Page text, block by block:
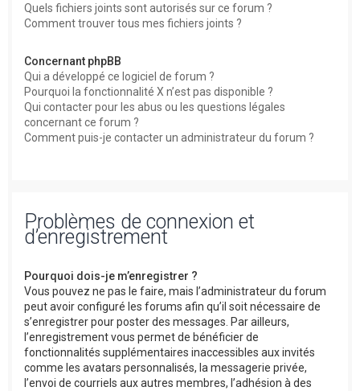
Quels fichiers joints sont autorisés sur ce forum ?
Comment trouver tous mes fichiers joints ?
Concernant phpBB
Qui a développé ce logiciel de forum ?
Pourquoi la fonctionnalité X n’est pas disponible ?
Qui contacter pour les abus ou les questions légales
concernant ce forum ?
Comment puis-je contacter un administrateur du forum ?
Problèmes de connexion et
d’enregistrement
Pourquoi dois-je m’enregistrer ?
Vous pouvez ne pas le faire, mais l’administrateur du forum
peut avoir configuré les forums afin qu’il soit nécessaire de
s’enregistrer pour poster des messages. Par ailleurs,
l’enregistrement vous permet de bénéficier de
fonctionnalités supplémentaires inaccessibles aux invités
comme les avatars personnalisés, la messagerie privée,
l’envoi de courriels aux autres membres, l’adhésion à des